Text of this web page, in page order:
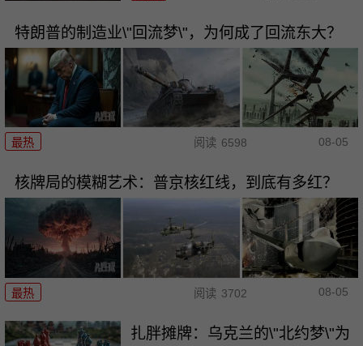
特朗普的制造业\"回流梦\"，为何成了回流东大？
最热 阅读 6598 08-05
核牌局的模糊艺术：普京核红线，到底有多红？
最热 阅读 3702 08-05
扎胖摊牌：乌克兰的\"北约梦\"为